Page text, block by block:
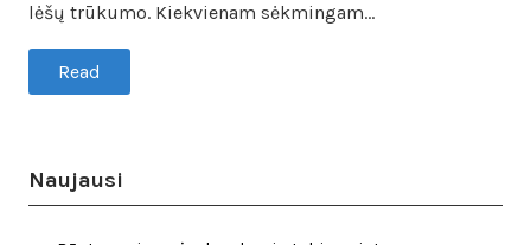
lėšų trūkumo. Kiekvienam sėkmingam…
Read
Naujausi